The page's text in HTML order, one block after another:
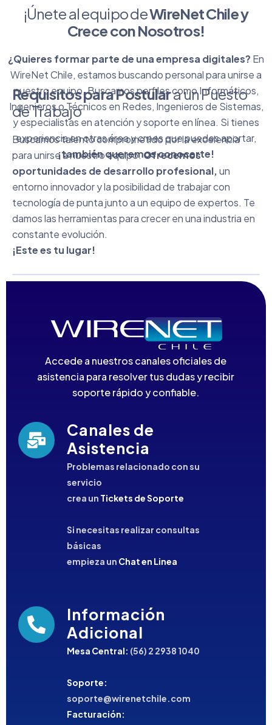
¡Únete al equipo deWireNet Chile y
Crece con Nosotros!
¿Quieres formar parte de una empresa digitales? En
WireNet Chile, estamos buscando personal para unirse a
nuestro equipo. Buscamos perfiles como Informáticos,
Ingenieros o Técnicos en Redes, Ingenieros de Sistemas,
y especialistas en atención y soporte en línea. Si tienes
experiencia en otras área y crees que puedes aportar,
¡también queremos conocerte!
Requisitos para Postulara un Puesto
de Trabajo
Buscamos talento comprometido por la excelencia
para unirse a nuestro equipo.Ofrecemos
oportunidades de desarrollo profesional,un
entorno innovador y la posibilidad de trabajar con
tecnología de punta junto a un equipo de expertos. Te
damos las herramientas para crecer en una industria en
constante evolución.
¡Este es tu lugar!
Accede a nuestros canales oficiales de
asistencia para resolver tus dudas y recibir
soporte rápido y confiable.
Canales de
Asistencia
Problemas relacionado con su
servicio
crea un Tickets de Soporte
Si necesitas realizar consultas
básicas
empieza un Chat en Linea
Información
Adicional
Mesa Central: (56) 2 2938 1040
Soporte:
soporte@wirenetchile.com
Facturación: